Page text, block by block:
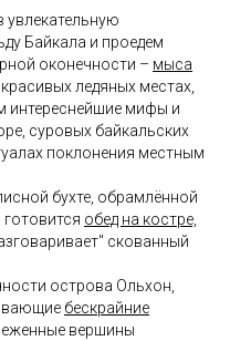
увлекательную
Байкала и проедем
оконечности – мыса
ледяных местах,
интереснейшие мифы и
суровых байкальских
поклонения местным
бухте, обрамлённой
обед на костре,
скованный
острова Ольхон,
бескрайние
вершины